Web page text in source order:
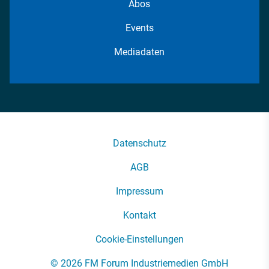
Abos
Events
Mediadaten
Datenschutz
AGB
Impressum
Kontakt
Cookie-Einstellungen
© 2026 FM Forum Industriemedien GmbH